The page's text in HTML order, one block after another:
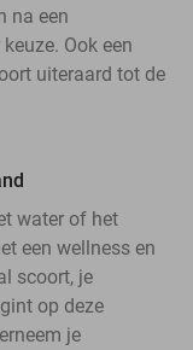
na een
Ook een
uiteraard tot de
water of het
een wellness en
scoort, je
op deze
je